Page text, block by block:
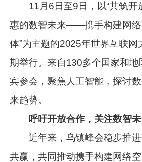
11月6日至9日，以“共筑开
惠的数智未来——携手构建网络
体”为主题的2025年世界互联网
期举行。来自130多个国家和
宾参会，聚焦人工智能，探讨
来趋势。
呼吁开放合作，关注数智
近年来，乌镇峰会稳步推进
共赢，共同推动携手构建网络